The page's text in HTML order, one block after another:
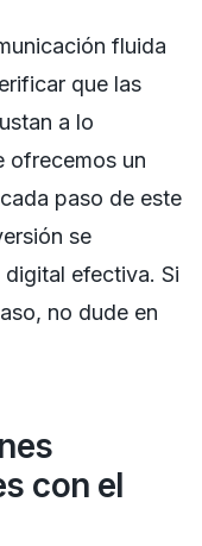
fluida
que las
a lo
ofrecemos un
paso de este
se
efectiva. Si
no dude en
con el